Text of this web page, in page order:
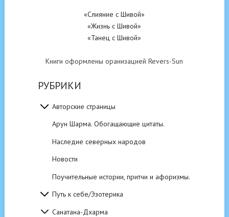
«Слияние с Шивой»
«Жизнь с Шивой»
«Танец с Шивой»
Книги оформлены оранизацией Revers-Sun
РУБРИКИ
Авторские страницы
Арун Шарма. Обогащающие цитаты.
Наследие северных народов
Новости
Поучительные истории, притчи и афоризмы.
Путь к себе/Эзотерика
Санатана-Дхарма